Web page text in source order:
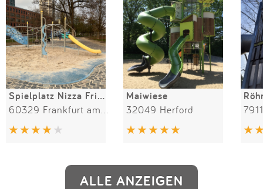
Spielplatz Nizza Friedensbrücke Maiwiese
32049 Herford
ALLE ANZEIGEN